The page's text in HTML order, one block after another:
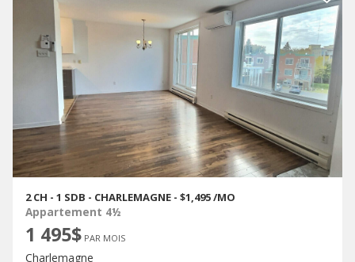
2 CH - 1 SDB - CHARLEMAGNE - $1,495 /MO
Appartement 4½
1 495$ PAR MOIS
Charlemagne